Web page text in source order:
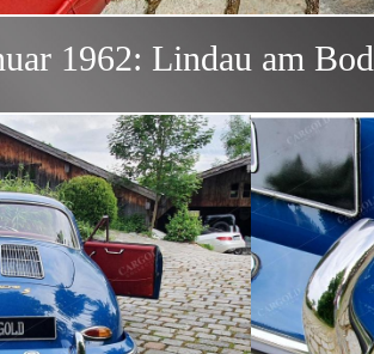
1962: Lindau am